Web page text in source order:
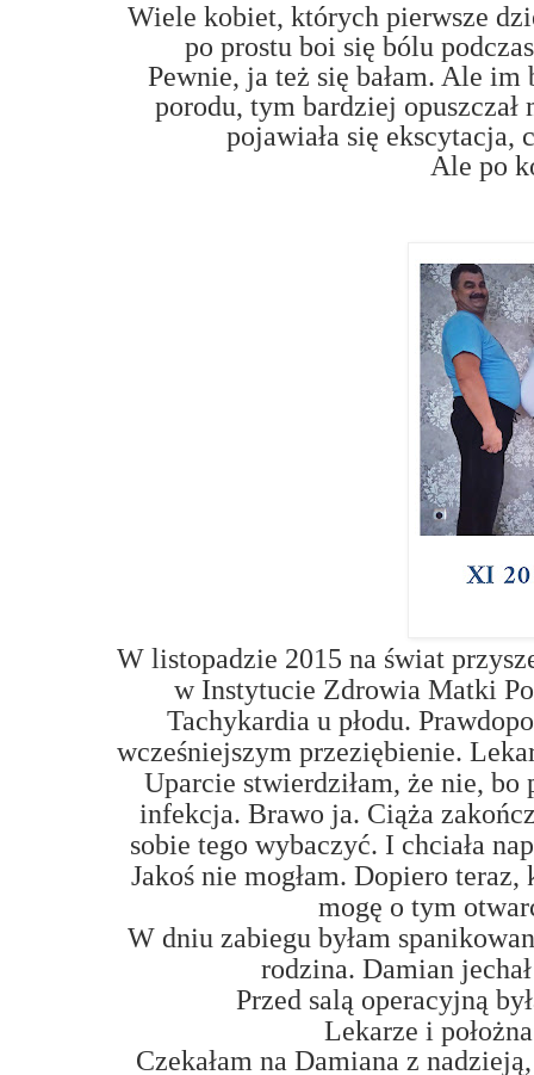
Wiele kobiet, których pierwsze
po prostu boi się bólu
Pewnie, ja też się bałam. Ale
porodu, tym bardziej
pojawiała się ekscytacja,
Ale po
W listopadzie 2015 na świat
w Instytucie Zdrowia Matki
Tachykardia u płodu.
wcześniejszym przeziębienie.
Uparcie stwierdziłam, że nie,
infekcja. Brawo ja. Ciąża
sobie tego wybaczyć. I chciała
Jakoś nie mogłam. Dopiero
mogę o tym
W dniu zabiegu byłam
rodzina. Damian
Przed salą operacyjną
Lekarze i
Czekałam na Damiana z